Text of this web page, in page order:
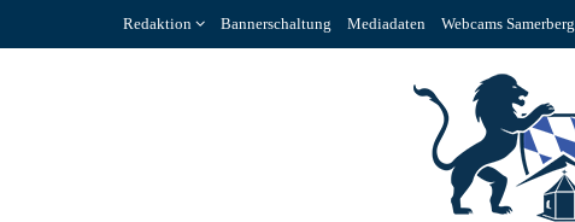
Redaktion Bannerschaltung Mediadaten Webcams Samerberg